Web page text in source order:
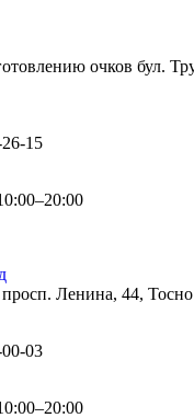
очков бул.
15
просп. Ленина, 44, Тосно
03